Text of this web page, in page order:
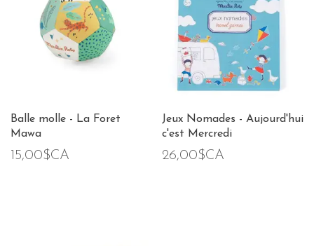
Balle molle - La Foret
Mawa
15,00$CA
Jeux Nomades - Aujourd'hui
c'est Mercredi
26,00$CA